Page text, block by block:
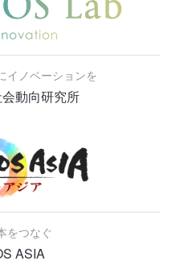
イノベーションを
動向研究所
をつなぐ
ASIA